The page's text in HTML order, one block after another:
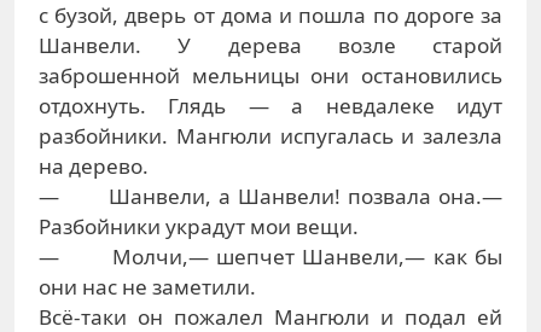
с бузой, дверь от дома и пошла по дороге за
Шанвели. У дерева возле старой
заброшенной мельницы они остановились
отдохнуть. Глядь — а невдалеке идут
разбойники. Мангюли испугалась и залезла
на дерево.
— Шанвели, а Шанвели! позвала она.—
Разбойники украдут мои вещи.
— Молчи,— шепчет Шанвели,— как бы
они нас не заметили.
Всё-таки он пожалел Мангюли и подал ей